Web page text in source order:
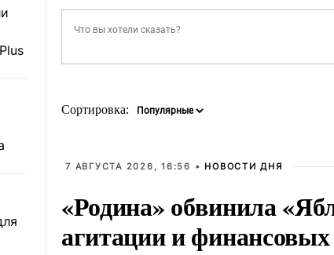
Сортировка:
7 АВГУСТА 2026, 16:56 • НОВОСТИ ДНЯ
«Родина» обвинила
агитации и